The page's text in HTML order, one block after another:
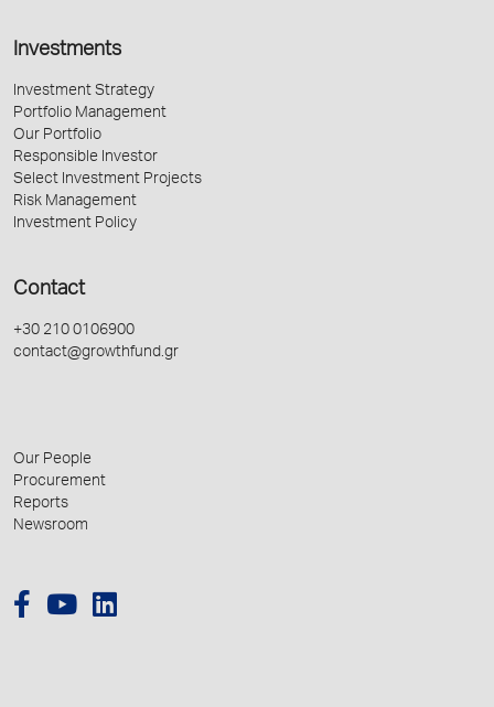
Investments
Investment Strategy
Portfolio Management
Our Portfolio
Responsible Investor
Select Investment Projects
Risk Management
Investment Policy
Contact
+30 210 0106900
contact@growthfund.gr
Our People
Procurement
Reports
Newsroom